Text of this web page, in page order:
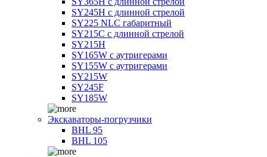
SY245H с длинной стрелой
SY225 NLC габаритный
SY215C с длинной стрелой
SY215H
SY165W с аутригерами
SY155W с аутригерами
SY215W
SY245F
SY185W
Экскаваторы-погрузчики
BHL 95
BHL 105